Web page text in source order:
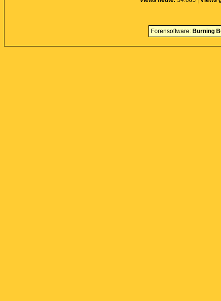
Forensoftware: Burning